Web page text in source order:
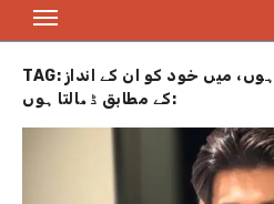
TAG: ہوں، میں خود کو ان کے انداز
کے مطابق ڈھالتا ہوں: